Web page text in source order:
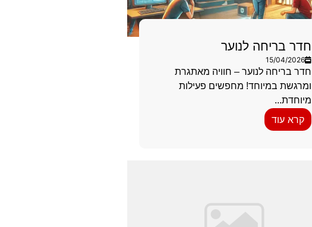
חדר בריחה לנוער
15/04/2026
חדר בריחה לנוער – חוויה מאתגרת
ומרגשת במיוחד! מחפשים פעילות
מיוחדת...
קרא עוד